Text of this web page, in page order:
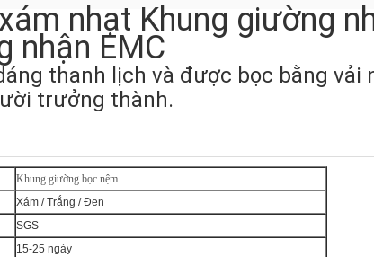
nhạt Khung giường
nhận EMC
thanh lịch và được bọc bằng vải
trưởng thành.
Khung giường bọc nệm
Xám / Trắng / Đen
SGS
15-25 ngày